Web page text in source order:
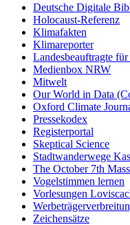
Deutsche Digitale
Holocaust-Referenz
Klimafakten
Klimareporter
Landesbeauftragte
Medienbox NRW
Mitwelt
Our World in Data
Oxford Climate
Pressekodex
Registerportal
Skeptical Science
Stadtwanderwege
The October 7th
Vogelstimmen lernen
Vorlesungen
Zeichensätze